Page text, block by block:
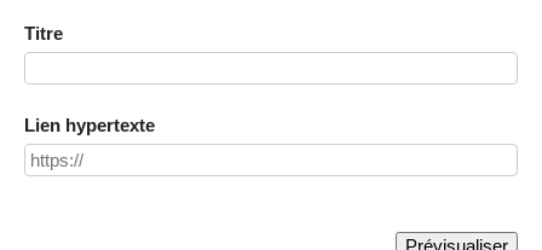
Titre
Lien hypertexte